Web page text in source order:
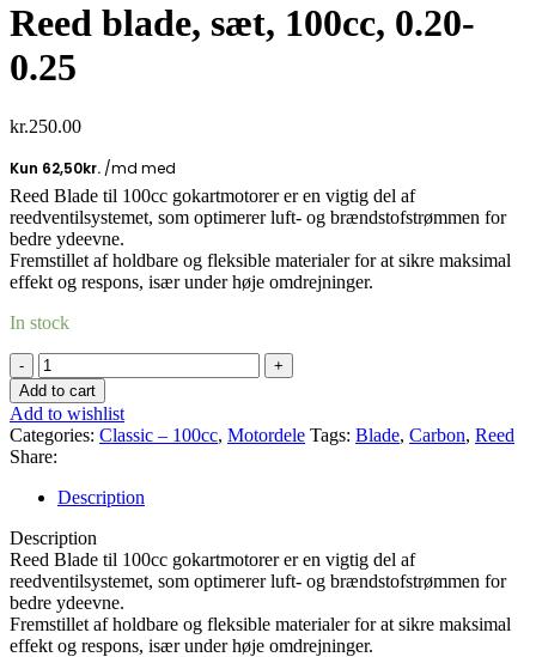
Reed blade, sæt, 100cc, 0.20-
0.25
kr.250.00
Reed Blade til 100cc gokartmotorer er en vigtig del af
reedventilsystemet, som optimerer luft- og brændstofstrømmen for
bedre ydeevne.
Fremstillet af holdbare og fleksible materialer for at sikre maksimal
effekt og respons, især under høje omdrejninger.
In stock
Reed
blade,
sæt,
100cc,
0.20-
0.25
quantity
Add to cart
Add to wishlist
Categories: Classic – 100cc, Motordele Tags: Blade, Carbon, Reed
Share:
Description
Description
Reed Blade til 100cc gokartmotorer er en vigtig del af
reedventilsystemet, som optimerer luft- og brændstofstrømmen for
bedre ydeevne.
Fremstillet af holdbare og fleksible materialer for at sikre maksimal
effekt og respons, især under høje omdrejninger.